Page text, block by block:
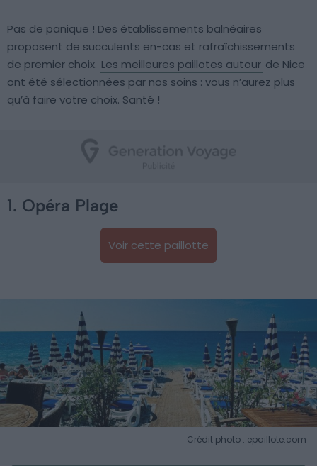
Pas de panique ! Des établissements balnéaires
proposent de succulents en-cas et rafraîchissements
de premier choix. Les meilleures paillotes autour de Nice
ont été sélectionnées par nos soins : vous n’aurez plus
qu’à faire votre choix. Santé !
1. Opéra Plage
Voir cette paillotte
Crédit photo : epaillote.com